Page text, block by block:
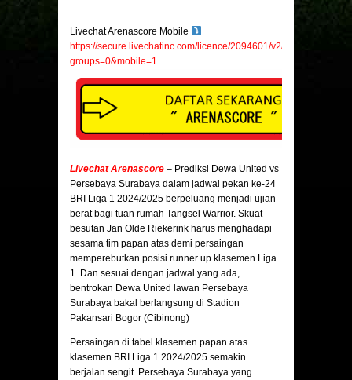
Livechat Arenascore Mobile
https://secure.livechatinc.com/licence/2094601/v2/open_chat.cgi?
groups=0&mobile=1
Livechat Arenascore – Prediksi Dewa United vs
Persebaya Surabaya dalam jadwal pekan ke-24
BRI Liga 1 2024/2025 berpeluang menjadi ujian
berat bagi tuan rumah Tangsel Warrior. Skuat
besutan Jan Olde Riekerink harus menghadapi
sesama tim papan atas demi persaingan
memperebutkan posisi runner up klasemen Liga
1. Dan sesuai dengan jadwal yang ada,
bentrokan Dewa United lawan Persebaya
Surabaya bakal berlangsung di Stadion
Pakansari Bogor (Cibinong)
Persaingan di tabel klasemen papan atas
klasemen BRI Liga 1 2024/2025 semakin
berjalan sengit. Persebaya Surabaya yang